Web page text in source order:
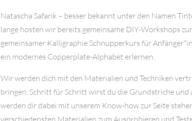
Natascha Safarik – besser bekannt unter den Namen
lange hosten wir bereits gemeinsame DIY-Workshops
gemeinsamer Kalligraphie Schnupperkurs für
ein modernes Copperplate-Alphabet erlernen.
Wir werden dich mit den Materialien und Techniken
bringen. Schritt für Schritt wirst du die Grundstriche
werden dir dabei mit unserem Know-how zur Seite